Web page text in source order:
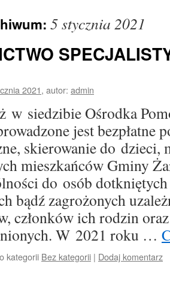
5 stycznia 2021
2021, autor: admin
siedzibie Ośrodka
jest bezpłatne
skierowanie do dzieci,
mieszkańców Gminy
do osób
bądź zagrożonych
członków ich rodzin
W 2021 roku …
kategorii Bez kategorii | Dodaj komentarz